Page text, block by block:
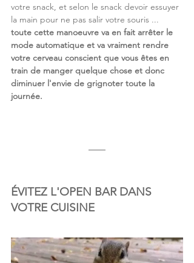
votre snack, et selon le snack devoir essuyer
la main pour ne pas salir votre souris ...
toute cette manoeuvre va en fait arrêter le
mode automatique et va vraiment rendre
votre cerveau conscient que vous êtes en
train de manger quelque chose et donc
diminuer l'envie de grignoter toute la
journée.
ÉVITEZ L'OPEN BAR DANS
VOTRE CUISINE